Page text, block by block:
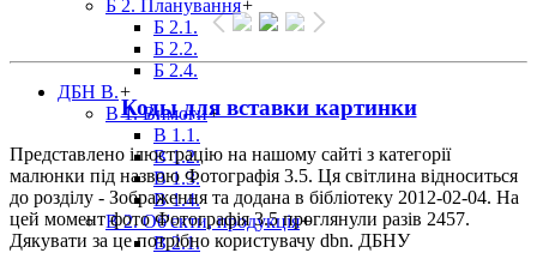
Б 2. Планування+
Б 2.1.
Б 2.2.
Б 2.4.
ДБН В.+
В 1. Вимоги+
В 1.1.
В 1.2.
В 1.3.
В 1.4.
В 2. Об'єкти, продукція+
В 2.1.
Коды для вставки картинки
Представлено ілюстрацію на нашому сайті з категорії
малюнки під назвою Фотографія 3.5. Ця світлина відноситься
до розділу - Зображення та додана в бібліотеку 2012-02-04. На
цей момент фото Фотографія 3.5 проглянули разів 2457.
Дякувати за це потрібно користувачу dbn. ДБНУ